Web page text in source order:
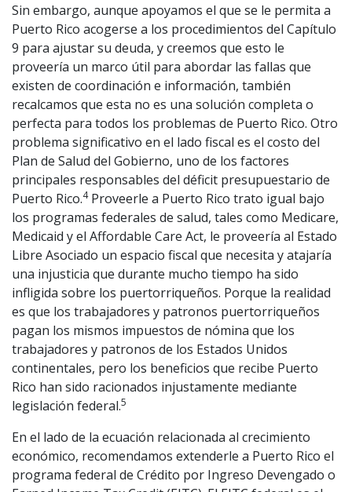
Sin embargo, aunque apoyamos el que se le permita a
Puerto Rico acogerse a los procedimientos del Capítulo
9 para ajustar su deuda, y creemos que esto le
proveería un marco útil para abordar las fallas que
existen de coordinación e información, también
recalcamos que esta no es una solución completa o
perfecta para todos los problemas de Puerto Rico. Otro
problema significativo en el lado fiscal es el costo del
Plan de Salud del Gobierno, uno de los factores
principales responsables del déficit presupuestario de
Puerto Rico.4Proveerle a Puerto Rico trato igual bajo
los programas federales de salud, tales como Medicare,
Medicaid y el Affordable Care Act, le proveería al Estado
Libre Asociado un espacio fiscal que necesita y atajaría
una injusticia que durante mucho tiempo ha sido
infligida sobre los puertorriqueños. Porque la realidad
es que los trabajadores y patronos puertorriqueños
pagan los mismos impuestos de nómina que los
trabajadores y patronos de los Estados Unidos
continentales, pero los beneficios que recibe Puerto
Rico han sido racionados injustamente mediante
legislación federal.5
En el lado de la ecuación relacionada al crecimiento
económico, recomendamos extenderle a Puerto Rico el
programa federal de Crédito por Ingreso Devengado o